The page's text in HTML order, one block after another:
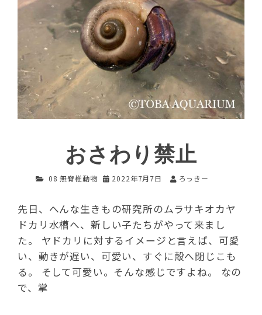
おさわり禁止
08 無脊椎動物 2022年7月7日 ろっきー
先日、へんな生きもの研究所のムラサキオカヤ
ドカリ水槽へ、新しい子たちがやって来まし
た。 ヤドカリに対するイメージと言えば、可愛
い、動きが遅い、可愛い、すぐに殻へ閉じこも
る。 そして可愛い。そんな感じですよね。 なの
で、掌